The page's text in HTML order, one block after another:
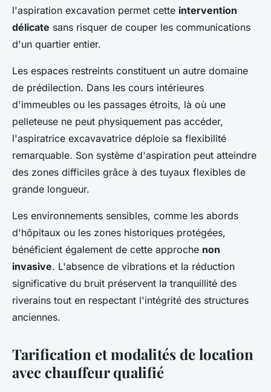
l'aspiration excavation permet cette intervention
délicate sans risquer de couper les communications
d'un quartier entier.
Les espaces restreints constituent un autre domaine
de prédilection. Dans les cours intérieures
d'immeubles ou les passages étroits, là où une
pelleteuse ne peut physiquement pas accéder,
l'aspiratrice excavavatrice déploie sa flexibilité
remarquable. Son système d'aspiration peut atteindre
des zones difficiles grâce à des tuyaux flexibles de
grande longueur.
Les environnements sensibles, comme les abords
d'hôpitaux ou les zones historiques protégées,
bénéficient également de cette approche non
invasive. L'absence de vibrations et la réduction
significative du bruit préservent la tranquillité des
riverains tout en respectant l'intégrité des structures
anciennes.
Tarification et modalités de location
avec chauffeur qualifié